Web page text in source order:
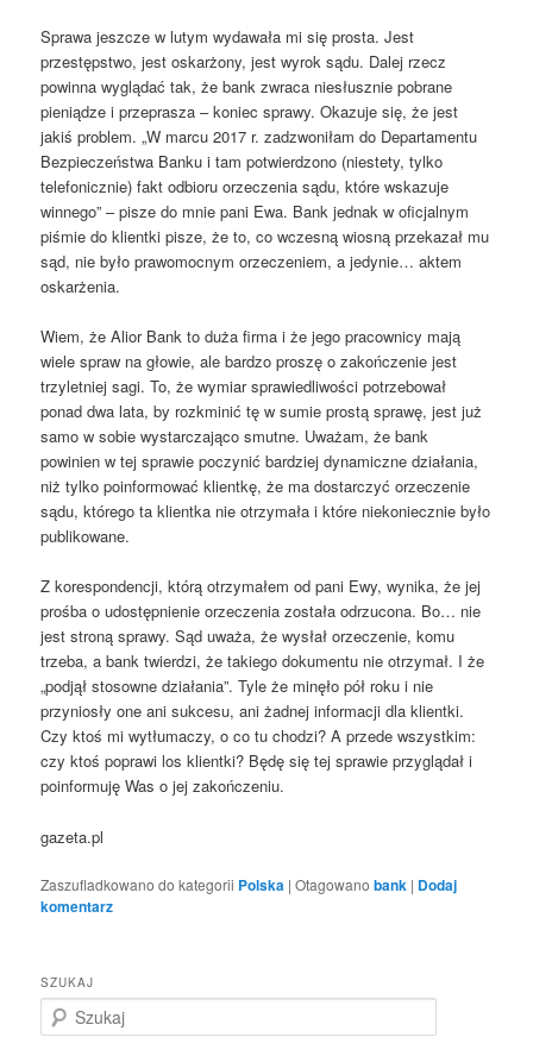
Sprawa jeszcze w lutym wydawała mi się prosta. Jest
przestępstwo, jest oskarżony, jest wyrok sądu. Dalej rzecz
powinna wyglądać tak, że bank zwraca niesłusznie pobrane
pieniądze i przeprasza – koniec sprawy. Okazuje się, że jest
jakiś problem. „W marcu 2017 r. zadzwoniłam do Departamentu
Bezpieczeństwa Banku i tam potwierdzono (niestety, tylko
telefonicznie) fakt odbioru orzeczenia sądu, które wskazuje
winnego” – pisze do mnie pani Ewa. Bank jednak w oficjalnym
piśmie do klientki pisze, że to, co wczesną wiosną przekazał mu
sąd, nie było prawomocnym orzeczeniem, a jedynie… aktem
oskarżenia.
Wiem, że Alior Bank to duża firma i że jego pracownicy mają
wiele spraw na głowie, ale bardzo proszę o zakończenie jest
trzyletniej sagi. To, że wymiar sprawiedliwości potrzebował
ponad dwa lata, by rozkminić tę w sumie prostą sprawę, jest już
samo w sobie wystarczająco smutne. Uważam, że bank
powinien w tej sprawie poczynić bardziej dynamiczne działania,
niż tylko poinformować klientkę, że ma dostarczyć orzeczenie
sądu, którego ta klientka nie otrzymała i które niekoniecznie było
publikowane.
Z korespondencji, którą otrzymałem od pani Ewy, wynika, że jej
prośba o udostępnienie orzeczenia została odrzucona. Bo… nie
jest stroną sprawy. Sąd uważa, że wysłał orzeczenie, komu
trzeba, a bank twierdzi, że takiego dokumentu nie otrzymał. I że
„podjął stosowne działania”. Tyle że minęło pół roku i nie
przyniosły one ani sukcesu, ani żadnej informacji dla klientki.
Czy ktoś mi wytłumaczy, o co tu chodzi? A przede wszystkim:
czy ktoś poprawi los klientki? Będę się tej sprawie przyglądał i
poinformuję Was o jej zakończeniu.
gazeta.pl
Zaszufladkowano do kategorii Polska |Otagowano bank | Dodaj
komentarz
SZUKAJ
z